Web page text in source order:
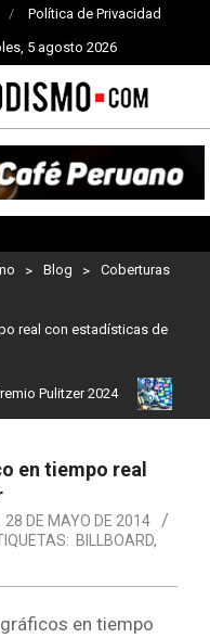
Política de Privacidad
5 agosto 2026
> Blog >
Coberturas
real con estadísticas de
Pulitzer 2024
en tiempo real
28 DE MAYO DE 2014
BILLBOARD,
en tiempo